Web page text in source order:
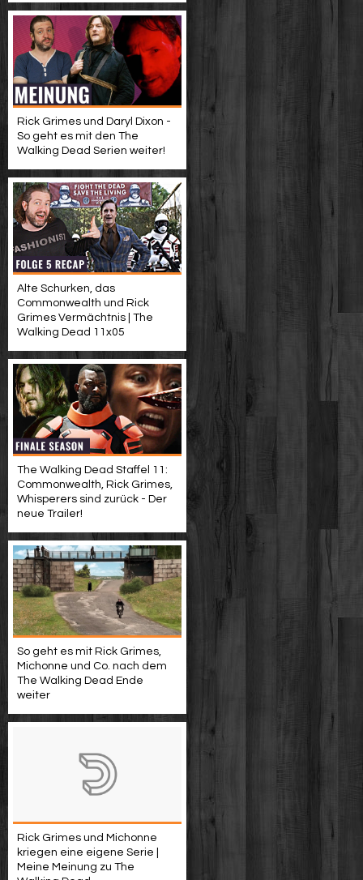
Rick Grimes und Daryl Dixon -
So geht es mit den The
Walking Dead Serien weiter!
Alte Schurken, das
Commonwealth und Rick
Grimes Vermächtnis | The
Walking Dead 11x05
The Walking Dead Staffel 11:
Commonwealth, Rick Grimes,
Whisperers sind zurück - Der
neue Trailer!
So geht es mit Rick Grimes,
Michonne und Co. nach dem
The Walking Dead Ende
weiter
Rick Grimes und Michonne
kriegen eine eigene Serie |
Meine Meinung zu The